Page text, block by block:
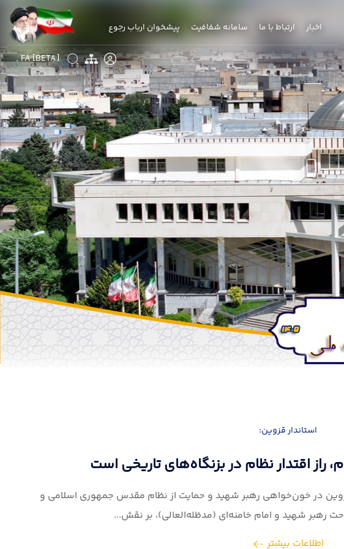
اخبار ارتباط با ما سامانه شفافیت پیشخوان ارباب رجوع
FA [BETA]
رفع محرومیت و ارتقای زیرساخت‌های روستایی
حسین‌زاده معاون رئیس‌جمهور در امور توسعه روستایی و مناطق محروم
بر ضرورت تسریع در اجرای پروژه‌های زیرساختی و...
اطلاعات بیشتر